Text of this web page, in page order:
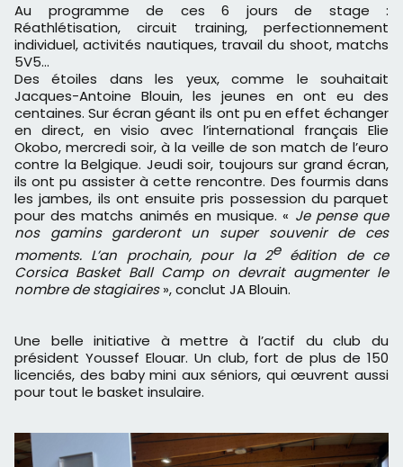
Au programme de ces 6 jours de stage :
Réathlétisation, circuit training, perfectionnement
individuel, activités nautiques, travail du shoot, matchs
5V5...
Des étoiles dans les yeux, comme le souhaitait
Jacques-Antoine Blouin, les jeunes en ont eu des
centaines. Sur écran géant ils ont pu en effet échanger
en direct, en visio avec l’international français Elie
Okobo, mercredi soir, à la veille de son match de l’euro
contre la Belgique. Jeudi soir, toujours sur grand écran,
ils ont pu assister à cette rencontre. Des fourmis dans
les jambes, ils ont ensuite pris possession du parquet
pour des matchs animés en musique. « Je pense que
nos gamins garderont un super souvenir de ces
moments. L’an prochain, pour la 2eédition de ce
Corsica Basket Ball Camp on devrait augmenter le
nombre de stagiaires», conclut JA Blouin.
Une belle initiative à mettre à l’actif du club du
président Youssef Elouar. Un club, fort de plus de 150
licenciés, des baby mini aux séniors, qui œuvrent aussi
pour tout le basket insulaire.